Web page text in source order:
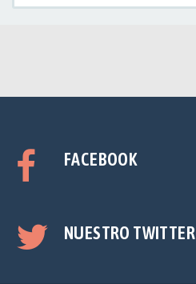
FACEBOOK
NUESTRO TWITTER